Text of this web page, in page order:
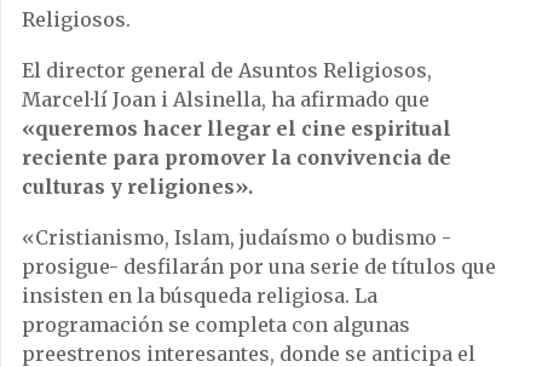
Religiosos.
El director general de Asuntos Religiosos,
Marcel·lí Joan i Alsinella, ha afirmado que
«queremos hacer llegar el cine espiritual
reciente para promover la convivencia de
culturas y religiones».
«Cristianismo, Islam, judaísmo o budismo -
prosigue- desfilarán por una serie de títulos que
insisten en la búsqueda religiosa. La
programación se completa con algunas
preestrenos interesantes, donde se anticipa el